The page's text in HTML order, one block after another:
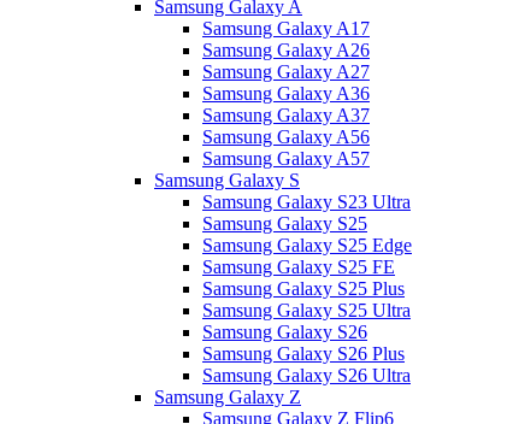
Samsung Galaxy A
Samsung Galaxy A17
Samsung Galaxy A26
Samsung Galaxy A27
Samsung Galaxy A36
Samsung Galaxy A37
Samsung Galaxy A56
Samsung Galaxy A57
Samsung Galaxy S
Samsung Galaxy S23 Ultra
Samsung Galaxy S25
Samsung Galaxy S25 Edge
Samsung Galaxy S25 FE
Samsung Galaxy S25 Plus
Samsung Galaxy S25 Ultra
Samsung Galaxy S26
Samsung Galaxy S26 Plus
Samsung Galaxy S26 Ultra
Samsung Galaxy Z
Samsung Galaxy Z Flip6